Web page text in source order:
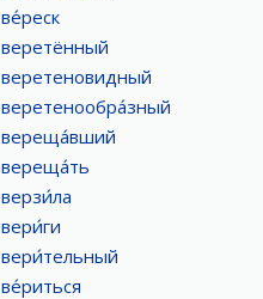
ве́реск
веретённый
веретеновидный
веретенообра́зный
вереща́вший
вереща́ть
верзи́ла
вери́ги
вери́тельный
ве́риться